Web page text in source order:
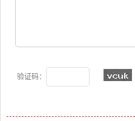
验证码：